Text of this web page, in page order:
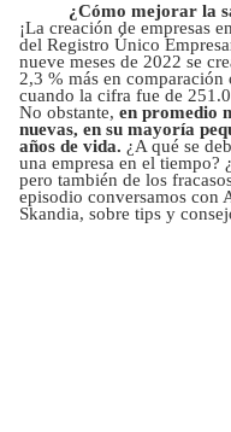
¿Cómo mejorar la
¡La creación de empresas
del Registro Único
nueve meses de 2022 se
2,3 % más en
cuando la cifra fue de
No obstante, en promedio
nuevas, en su mayoría
años de vida. ¿A qué se
una empresa en el tiempo?
pero también de los
episodio conversamos con
Skandia, sobre tips y